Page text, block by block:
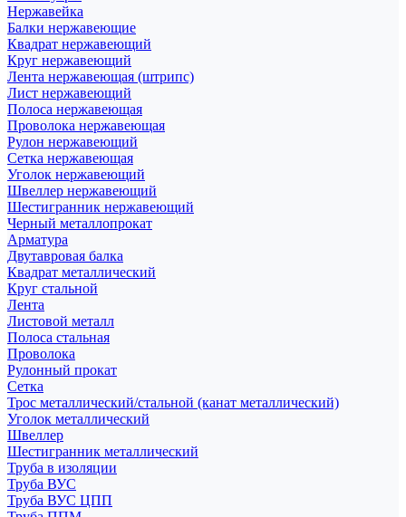
Нержавейка
Балки нержавеющие
Квадрат нержавеющий
Круг нержавеющий
Лента нержавеющая (штрипс)
Лист нержавеющий
Полоса нержавеющая
Проволока нержавеющая
Рулон нержавеющий
Сетка нержавеющая
Уголок нержавеющий
Швеллер нержавеющий
Шестигранник нержавеющий
Черный металлопрокат
Арматура
Двутавровая балка
Квадрат металлический
Круг стальной
Лента
Листовой металл
Полоса стальная
Проволока
Рулонный прокат
Сетка
Трос металлический/стальной (канат металлический)
Уголок металлический
Швеллер
Шестигранник металлический
Труба в изоляции
Труба ВУС
Труба ВУС ЦПП